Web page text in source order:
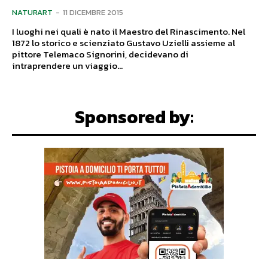
NATURART - 11 DICEMBRE 2015
I luoghi nei quali è nato il Maestro del Rinascimento. Nel
1872 lo storico e scienziato Gustavo Uzielli assieme al
pittore Telemaco Signorini, decidevano di
intraprendere un viaggio...
Sponsored by: